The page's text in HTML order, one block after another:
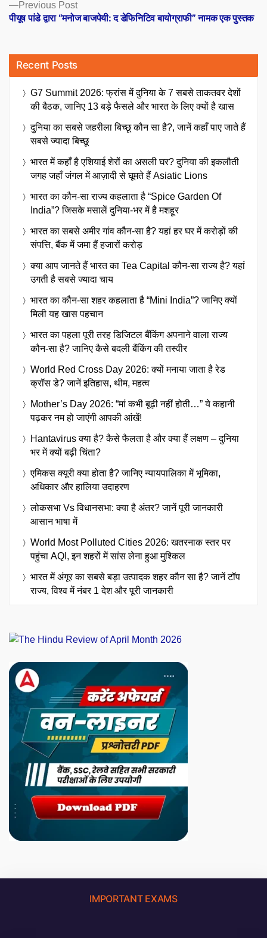
Previous PostPrevious
post:
पीयूष पांडे द्वारा “मनोज बाजपेयी: द डेफिनिटिव बायोग्राफी” नामक एक पुस्तक
Recent Posts
G7 Summit 2026: फ्रांस में दुनिया के 7 सबसे ताकतवर देशों
की बैठक, जानिए 13 बड़े फैसले और भारत के लिए क्यों है खास
दुनिया का सबसे जहरीला बिच्छू कौन सा है?, जानें कहाँ पाए जाते हैं
सबसे ज्यादा बिच्छू
भारत में कहाँ है एशियाई शेरों का असली घर? दुनिया की इकलौती
जगह जहाँ जंगल में आज़ादी से घूमते हैं Asiatic Lions
भारत का कौन-सा राज्य कहलाता है “Spice Garden Of
India”? जिसके मसालें दुनिया-भर में है मशहूर
भारत का सबसे अमीर गांव कौन-सा है? यहां हर घर में करोड़ों की
संपत्ति, बैंक में जमा हैं हजारों करोड़
क्या आप जानते हैं भारत का Tea Capital कौन-सा राज्य है? यहां
उगती है सबसे ज्यादा चाय
भारत का कौन-सा शहर कहलाता है “Mini India”? जानिए क्यों
मिली यह खास पहचान
भारत का पहला पूरी तरह डिजिटल बैंकिंग अपनाने वाला राज्य
कौन-सा है? जानिए कैसे बदली बैंकिंग की तस्वीर
World Red Cross Day 2026: क्यों मनाया जाता है रेड
क्रॉस डे? जानें इतिहास, थीम, महत्व
Mother’s Day 2026: “मां कभी बूढ़ी नहीं होती…” ये कहानी
पढ़कर नम हो जाएंगी आपकी आंखें!
Hantavirus क्या है? कैसे फैलता है और क्या हैं लक्षण – दुनिया
भर में क्यों बढ़ी चिंता?
एमिकस क्यूरी क्या होता है? जानिए न्यायपालिका में भूमिका,
अधिकार और हालिया उदाहरण
लोकसभा Vs विधानसभा: क्या है अंतर? जानें पूरी जानकारी
आसान भाषा में
World Most Polluted Cities 2026: खतरनाक स्तर पर
पहुंचा AQI, इन शहरों में सांस लेना हुआ मुश्किल
भारत में अंगूर का सबसे बड़ा उत्पादक शहर कौन सा है? जानें टॉप
राज्य, विश्व में नंबर 1 देश और पूरी जानकारी
IMPORTANT EXAMS